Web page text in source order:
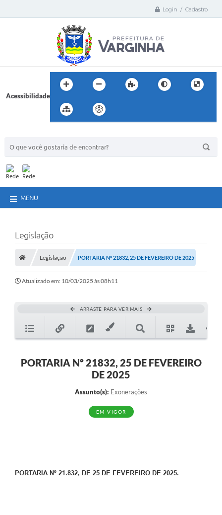
Login / Cadastro
Acessibilidade
MENU
Legislação
Legislação PORTARIA Nº 21832, 25 DE FEVEREIRO DE 2025
Atualizado em: 10/03/2025 às 08h11
ARRASTE PARA VER MAIS
PORTARIA Nº 21832, 25 DE FEVEREIRO
DE 2025
Assunto(s): Exonerações
EM VIGOR
PORTARIA Nº 21.832, DE 25 DE FEVEREIRO DE 2025.